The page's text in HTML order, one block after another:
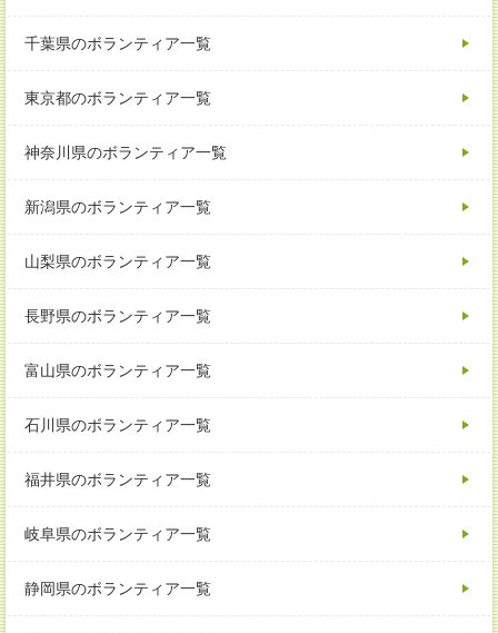
千葉県のボランティア一覧
東京都のボランティア一覧
神奈川県のボランティア一覧
新潟県のボランティア一覧
山梨県のボランティア一覧
長野県のボランティア一覧
富山県のボランティア一覧
石川県のボランティア一覧
福井県のボランティア一覧
岐阜県のボランティア一覧
静岡県のボランティア一覧